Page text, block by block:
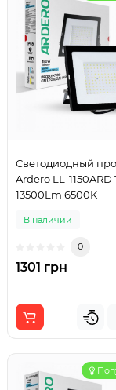
Светодиодный
Ardero LL-1150ARD
13500Lm 6500K
В наличии
0
1301 грн